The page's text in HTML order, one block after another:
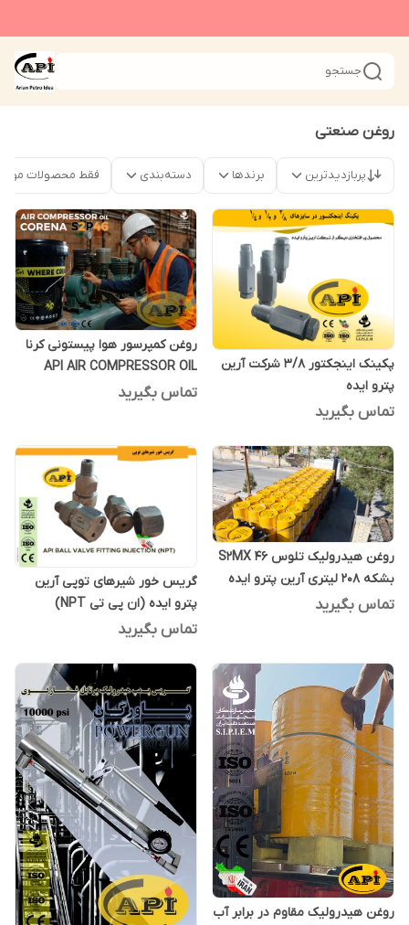
جستجو
روغن صنعتی
پربازدیدترین برندها دسته‌بندی فقط محصولات
پکینک اینجکتور 3/8 شرکت آرین
پترو ایده
تماس بگیرید
روغن کمپرسور هوا پیستونی کرنا
API AIR COMPRESSOR OIL
CORENA S2P46 بیست لیتری
تماس بگیرید
روغن هیدرولیک تلوس S2MX 46
بشکه 208 لیتری آرین پترو ایده
تماس بگیرید
گریس خور شیرهای توپی آرین
پترو ایده (ان پی تی NPT)
تماس بگیرید
روغن هیدرولیک مقاوم در برابر آب